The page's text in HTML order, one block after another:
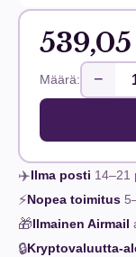
Määrä: −
✈️Ilma posti 14–21
⚡Nopea toimitus
🎁Ilmainen Airmail
🔒Kryptovaluutta-